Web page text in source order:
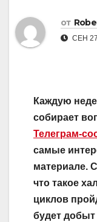
от
СЕН
Каждую
собирает
Телеграм-
самые
материале.
что такое
циклов
будет